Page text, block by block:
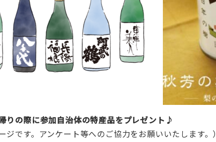
りの際に参加自治体の特産品をプレゼント♪
ジです。アンケート等へのご協力をお願いいたします。）